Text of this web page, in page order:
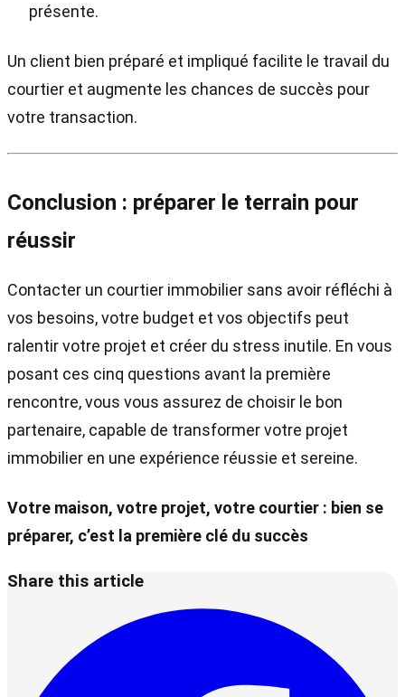
présente.
Un client bien préparé et impliqué facilite le travail du
courtier et augmente les chances de succès pour
votre transaction.
Conclusion : préparer le terrain pour
réussir
Contacter un courtier immobilier sans avoir réfléchi à
vos besoins, votre budget et vos objectifs peut
ralentir votre projet et créer du stress inutile. En vous
posant ces cinq questions avant la première
rencontre, vous vous assurez de choisir le bon
partenaire, capable de transformer votre projet
immobilier en une expérience réussie et sereine.
Votre maison, votre projet, votre courtier : bien se
préparer, c’est la première clé du succès
Share this article